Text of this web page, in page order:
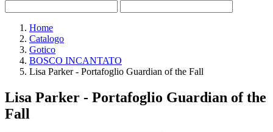
Home
Catalogo
Gotico
BOSCO INCANTATO
Lisa Parker - Portafoglio Guardian of the Fall
Lisa Parker - Portafoglio Guardian of the
Fall